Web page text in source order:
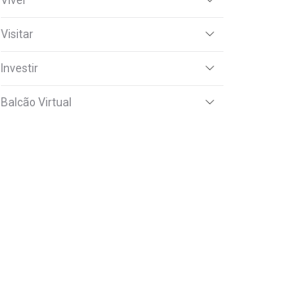
Visitar
Investir
Balcão Virtual